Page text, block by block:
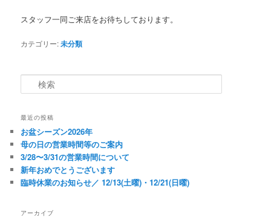
スタッフ一同ご来店をお待ちしております。
カテゴリー:未分類
索
最近の投稿
お盆シーズン2026年
母の日の営業時間等のご案内
3/28〜3/31の営業時間について
新年おめでとうございます
臨時休業のお知らせ／ 12/13(土曜)・12/21(日曜)
アーカイブ